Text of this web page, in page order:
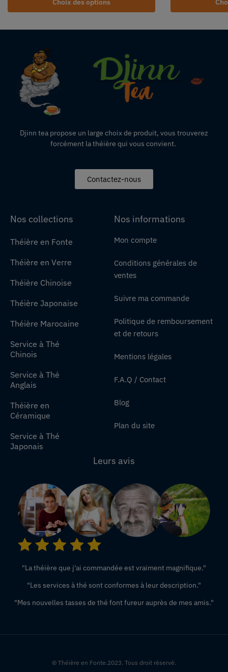
Choix des options
Djinn tea propose un large choix de produit, vous trouverez
forcément la théière qui vous convient.
Contactez-nous
Nos collections
Théière en Fonte
Théière en Verre
Théière Chinoise
Théière Japonaise
Théière Marocaine
Service à Thé
Chinois
Service à Thé
Anglais
Théière en
Céramique
Service à Thé
Japonais
Nos informations
Mon compte
Conditions générales de
ventes
Suivre ma commande
Politique de remboursement
et de retours
Mentions légales
F.A.Q / Contact
Blog
Plan du site
Leurs avis
"La théière que j'ai commandée est vraiment magnifique."
"Les services à thé sont conformes à leur description."
"Mes nouvelles tasses de thé font fureur auprès de mes amis."
© Théière en Fonte.2023. Tous droit réservé.